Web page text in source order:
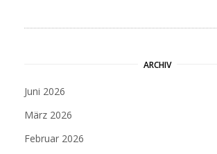
ARCHIV
Juni 2026
März 2026
Februar 2026